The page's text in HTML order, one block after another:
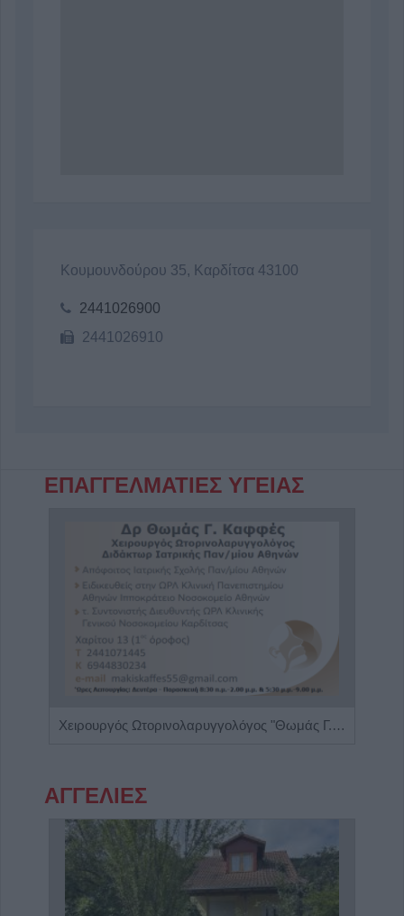
Κουμουνδούρου 35, Καρδίτσα 43100
2441026900
2441026910
ΕΠΑΓΓΕΛΜΑΤΙΕΣ ΥΓΕΙΑΣ
Χειρουργός Ωτορινολαρυγγολόγος "Θωμάς Γ. Καφφές"
ΑΓΓΕΛΙΕΣ